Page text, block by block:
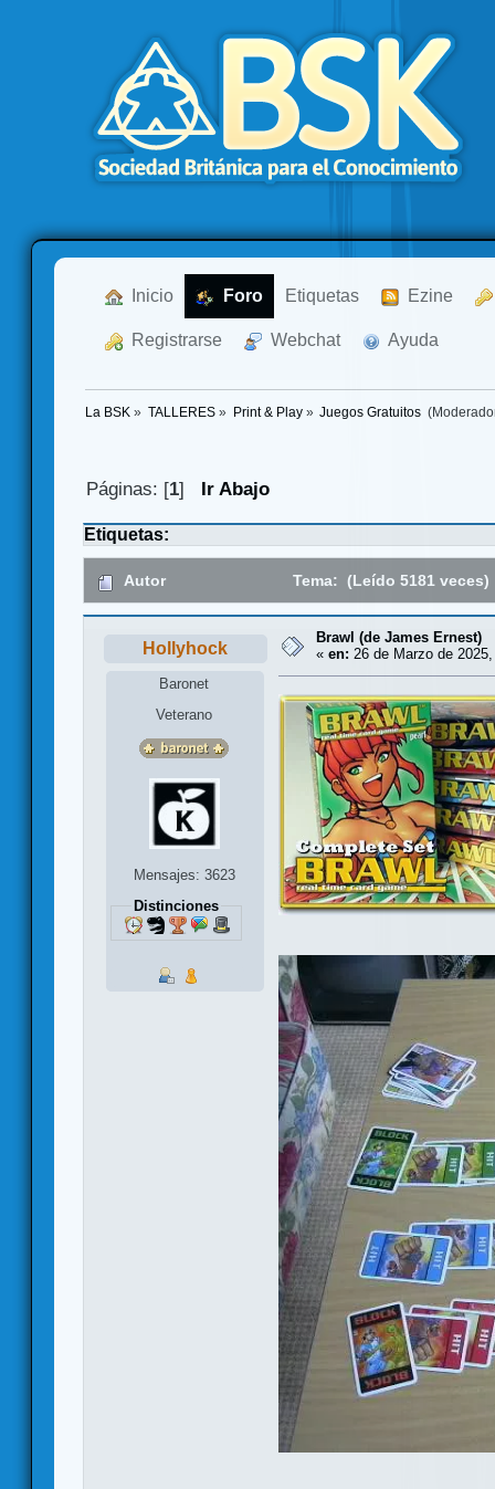
Inicio Foro Etiquetas Ezine
Registrarse Webchat Ayuda
La BSK » TALLERES» Print & Play» Juegos Gratuitos
Páginas: [1] Ir Abajo
Etiquetas:
Autor Tema: (Leído 5181 veces)
Hollyhock
Baronet
Veterano
Mensajes: 3623
Distinciones
Brawl (de James Ernest)
« en: 26 de Marzo de